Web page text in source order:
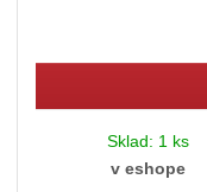
Sklad: 1 ks
v eshope